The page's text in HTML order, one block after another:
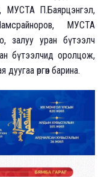
П.Баярцэнгэл,
МУСТА
залуу уран бүтээлч
бүтээлчид оролцож,
өргөн барина.